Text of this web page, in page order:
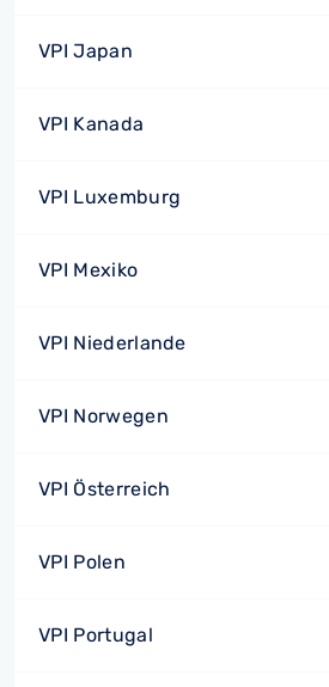
VPI Japan
VPI Kanada
VPI Luxemburg
VPI Mexiko
VPI Niederlande
VPI Norwegen
VPI Österreich
VPI Polen
VPI Portugal